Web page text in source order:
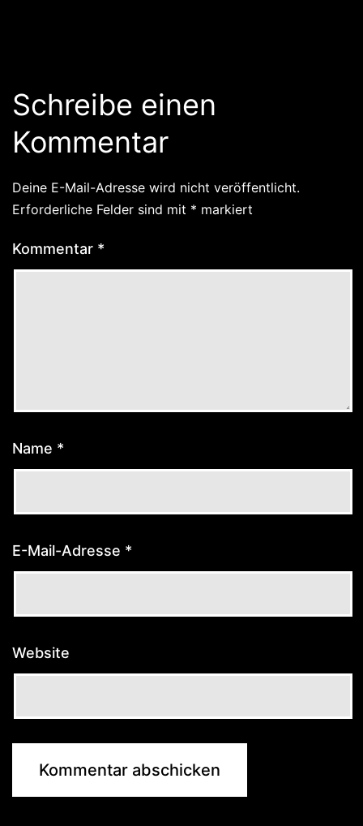
Schreibe einen
Kommentar
Deine E-Mail-Adresse wird nicht veröffentlicht.
Erforderliche Felder sind mit * markiert
Kommentar *
Name *
E-Mail-Adresse *
Website